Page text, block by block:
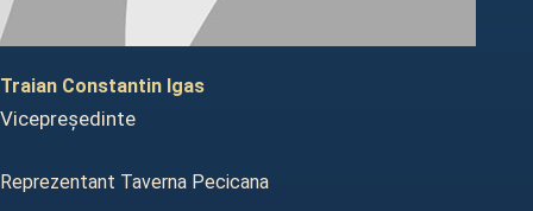
Traian Constantin Igas
Vicepreședinte
Reprezentant Taverna Pecicana